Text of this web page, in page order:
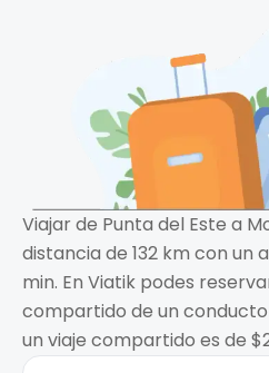
Viajar de Punta del Este a
distancia de 132 km con un
min. En Viatik podes
compartido de un
un viaje compartido es de